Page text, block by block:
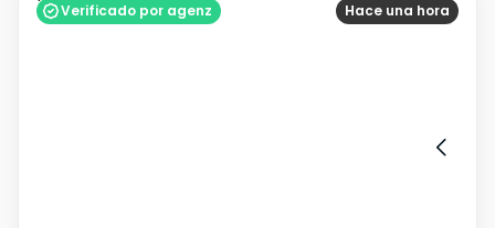
Hace una hora
Verificado por agenz